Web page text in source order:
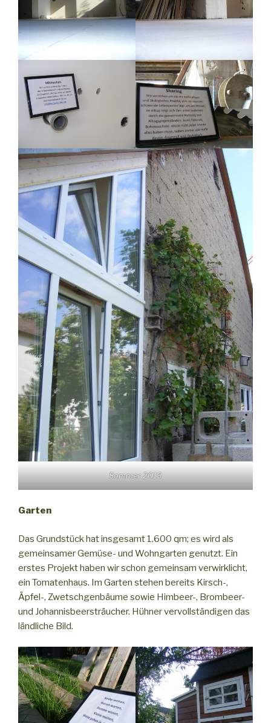
Sommer 2019
Garten
Das Grundstück hat insgesamt 1.600 qm; es wird als
gemeinsamer Gemüse- und Wohngarten genutzt. Ein
erstes Projekt haben wir schon gemeinsam verwirklicht,
ein Tomatenhaus. Im Garten stehen bereits Kirsch-,
Äpfel-, Zwetschgenbäume sowie Himbeer-, Brombeer-
und Johannisbeersträucher. Hühner vervollständigen das
ländliche Bild.